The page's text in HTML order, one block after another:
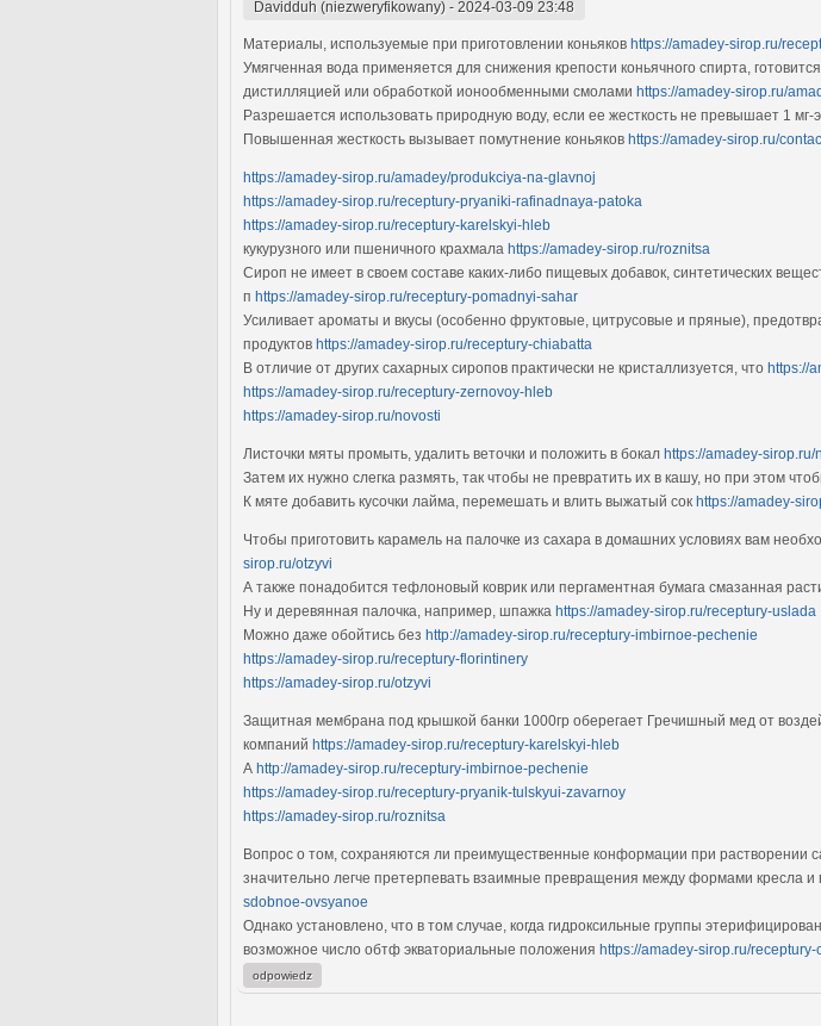
Davidduh (niezweryfikowany) - 2024-03-09 23:48
Материалы, используемые при приготовлении коньяков https://amadey-sirop.ru/
Умягченная вода применяется для снижения крепости коньячного спирта,
дистилляцией или обработкой ионообменными смолами https://amadey-sirop.ru/
Разрешается использовать природную воду, если ее жесткость не превышает 1 мг-
Повышенная жесткость вызывает помутнение коньяков https://amadey-sirop.ru/
https://amadey-sirop.ru/amadey/produkciya-na-glavnoj
https://amadey-sirop.ru/receptury-pryaniki-rafinadnaya-patoka
https://amadey-sirop.ru/receptury-karelskyi-hleb
кукурузного или пшеничного крахмала https://amadey-sirop.ru/roznitsa
Сироп не имеет в своем составе каких-либо пищевых добавок, синтетических
п https://amadey-sirop.ru/receptury-pomadnyi-sahar
Усиливает ароматы и вкусы (особенно фруктовые, цитрусовые и пряные),
продуктов https://amadey-sirop.ru/receptury-chiabatta
В отличие от других сахарных сиропов практически не кристаллизуется, что https://
https://amadey-sirop.ru/receptury-zernovoy-hleb
https://amadey-sirop.ru/novosti
Листочки мяты промыть, удалить веточки и положить в бокал https://amadey-sirop.ru/
Затем их нужно слегка размять, так чтобы не превратить их в кашу, но при этом
К мяте добавить кусочки лайма, перемешать и влить выжатый сок https://amadey-
Чтобы приготовить карамель на палочке из сахара в домашних условиях вам
sirop.ru/otzyvi
А также понадобится тефлоновый коврик или пергаментная бумага смазанная
Ну и деревянная палочка, например, шпажка https://amadey-sirop.ru/receptury-uslada
Можно даже обойтись без http://amadey-sirop.ru/receptury-imbirnoe-pechenie
https://amadey-sirop.ru/receptury-florintinery
https://amadey-sirop.ru/otzyvi
Защитная мембрана под крышкой банки 1000гр оберегает Гречишный мед от
компаний https://amadey-sirop.ru/receptury-karelskyi-hleb
А http://amadey-sirop.ru/receptury-imbirnoe-pechenie
https://amadey-sirop.ru/receptury-pryanik-tulskyui-zavarnoy
https://amadey-sirop.ru/roznitsa
Вопрос о том, сохраняются ли преимущественные конформации при растворении
значительно легче претерпевать взаимные превращения между формами кресла и
sdobnoe-ovsyanoe
Однако установлено, что в том случае, когда гидроксильные группы
возможное число обтф экваториальные положения https://amadey-sirop.ru/receptury-
odpowiedz